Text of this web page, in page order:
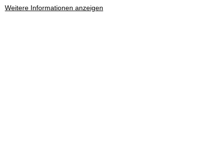
Weitere Informationen anzeigen